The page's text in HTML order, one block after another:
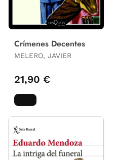
Crímenes Decentes
MELERO, JAVIER
21,90 €